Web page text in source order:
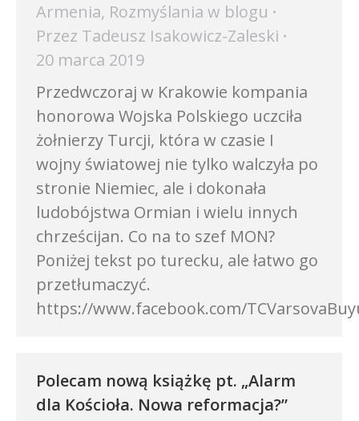
Armenia, Rozmyślania w blogu
Przez Tadeusz Isakowicz-Zaleski
20 marca 2019
Przedwczoraj w Krakowie kompania
honorowa Wojska Polskiego uczciła
żołnierzy Turcji, która w czasie I
wojny światowej nie tylko walczyła po
stronie Niemiec, ale i dokonała
ludobójstwa Ormian i wielu innych
chrześcijan. Co na to szef MON?
Poniżej tekst po turecku, ale łatwo go
przetłumaczyć.
https://www.facebook.com/
Polecam nową książkę pt. „Alarm
dla Kościoła. Nowa reformacja?”